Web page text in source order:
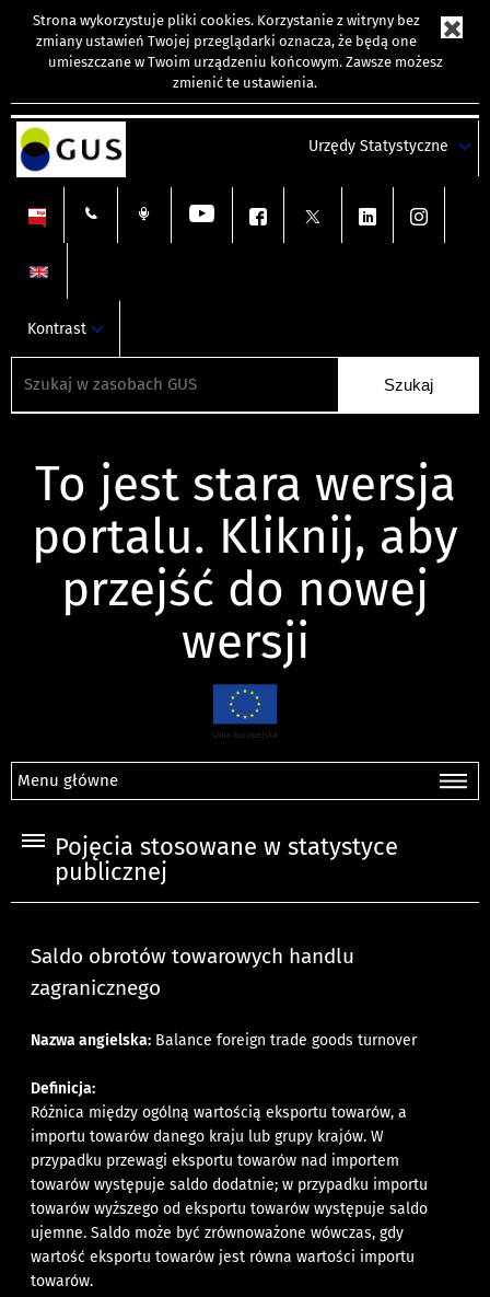
Strona wykorzystuje pliki cookies. Korzystanie z witryny bez
zmiany ustawień Twojej przeglądarki oznacza, że będą one
umieszczane w Twoim urządzeniu końcowym. Zawsze możesz
zmienić te ustawienia.
Urzędy Statystyczne
Kontrast
To jest stara wersja
portalu. Kliknij, aby
przejść do nowej
wersji
Menu główne
Pojęcia stosowane w statystyce
publicznej
Saldo obrotów towarowych handlu
zagranicznego
Nazwa angielska: Balance foreign trade goods turnover
Definicja:
Różnica między ogólną wartością eksportu towarów, a
importu towarów danego kraju lub grupy krajów. W
przypadku przewagi eksportu towarów nad importem
towarów występuje saldo dodatnie; w przypadku importu
towarów wyższego od eksportu towarów występuje saldo
ujemne. Saldo może być zrównoważone wówczas, gdy
wartość eksportu towarów jest równa wartości importu
towarów.